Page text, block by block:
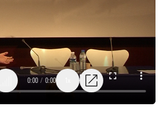
0:00 / 0:00